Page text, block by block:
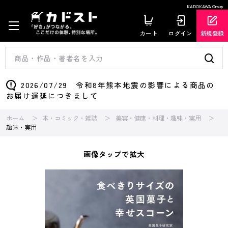
KADOKAWA Group
カート ログイン 新規登録
2026/07/29 令和8年熊本地震の影響による商品の
お届け遅延につきまして
ホーム 本・コミック・雑誌
美容・健康・料理・趣味・実用
趣味・実用
画像タップで拡大